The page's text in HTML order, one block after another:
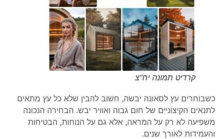
קרדיט תמונה יח"צ
כשבוחרים עץ לסאונה יבשה, חשוב להבין שלא כל עץ מתאים
לתנאים הקיצוניים של חום גבוה ואוויר יבש. הבחירה הנכונה
משפיעה לא רק על המראה, אלא גם על הנוחות, הבטיחות
והעמידות לאורך שנים.